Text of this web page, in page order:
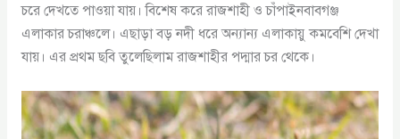
চরে দেখতে পাওয়া যায়। বিশেষ করে রাজশাহী ও চাঁপাইনবাবগঞ্জ
এলাকার চরাঞ্চলে। এছাড়া বড় নদী ধরে অন্যান্য এলাকায়ু কমবেশি দেখা
যায়। এর প্রথম ছবি তুলেছিলাম রাজশাহীর পদ্মার চর থেকে।